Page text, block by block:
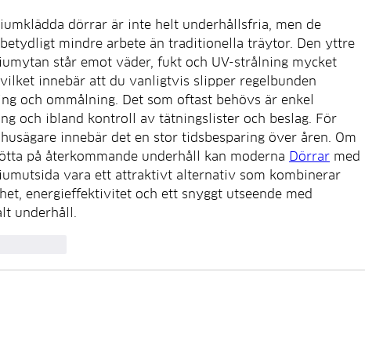
dörrar är inte helt underhållsfria, men de
mindre arbete än traditionella träytor. Den yttre
står emot väder, fukt och UV-strålning mycket
innebär att du vanligtvis slipper regelbunden
och ommålning. Det som oftast behövs är enkel
och ibland kontroll av tätningslister och beslag. För
innebär det en stor tidsbesparing över åren. Om
på återkommande underhåll kan moderna Dörrar med
vara ett attraktivt alternativ som kombinerar
energieffektivitet och ett snyggt utseende med
underhåll.